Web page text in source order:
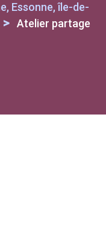
Essonne, île-de-
> Atelier partage